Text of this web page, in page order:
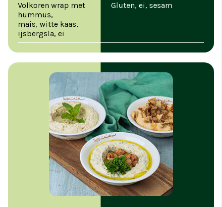
Volkoren wrap met
hummus,
mais, witte kaas,
ijsbergsla, ei
Gluten, ei, sesam